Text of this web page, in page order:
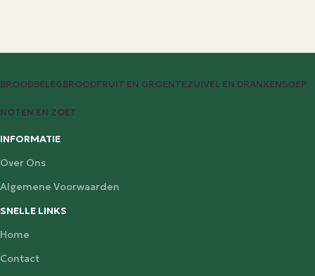
BROODBELEGBROODFRUIT EN GROENTEZUIVEL EN DRANKENSOEP
NOTEN EN ZOET
INFORMATIE
Over Ons
Algemene Voorwaarden
SNELLE LINKS
Home
Contact